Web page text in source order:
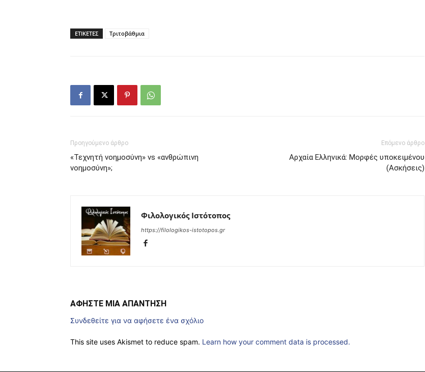
ΕΤΙΚΕΤΕΣ Τριτοβάθμια
Προηγούμενο άρθρο
«Τεχνητή νοημοσύνη» vs «ανθρώπινη
νοημοσύνη»;
Επόμενο άρθρο
Αρχαία Ελληνικά: Μορφές υποκειμένου
(Ασκήσεις)
Φιλολογικός Ιστότοπος
https://filologikos-istotopos.gr
ΑΦΗΣΤΕ ΜΙΑ ΑΠΑΝΤΗΣΗ
Συνδεθείτε για να αφήσετε ένα σχόλιο
This site uses Akismet to reduce spam. Learn how your comment data is processed.